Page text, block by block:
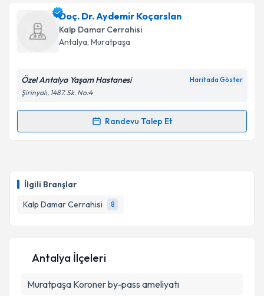
İlgili Branşlar
Kalp Damar Cerrahisi
8
Op. Dr. Nurzhan Narymbetoviçin randevu takvimi
talebi oluşturun. Size bu uzmandan randevu almanız
için bir takvim hazırlandığında e-posta ile
bilgilendireceğiz.
Kişisel verilerimin işlenmesine ilişkinAydınlatma
Doç. Dr. Aydemir Koçarslan
Kalp Damar Cerrahisi
Antalya, Muratpaşa
Özel Antalya Yaşam Hastanesi Haritada Göster
Şirinyalı, 1487. Sk. No:4
Randevu Talep Et
Randevu Takvimi Talebi
için bir takvim hazırlandığında e-posta ile
bilgilendireceğiz.
E-posta Adresiniz
Kişisel verilerimin işlenmesine ilişkin
Antalya İlçeleri
Muratpaşa Koroner by-pass ameliyatı